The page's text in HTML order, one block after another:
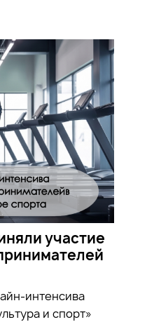
участие
интенсива
и спорт»